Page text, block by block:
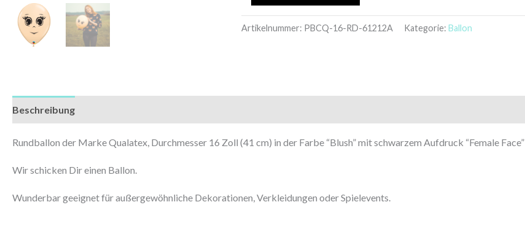
Artikelnummer: PBCQ-16-RD-61212A Kategorie:Ballon
Beschreibung
Rundballon der Marke Qualatex, Durchmesser 16 Zoll (41 cm) in der Farbe “Blush” mit schwarzem Aufdruck “Female Face”
Wir schicken Dir einen Ballon.
Wunderbar geeignet für außergewöhnliche Dekorationen, Verkleidungen oder Spielevents.